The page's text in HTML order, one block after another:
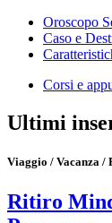
Oroscopo
Caso e
Corsi e
Ultimi
Viaggio / Vacanza /
Ritiro